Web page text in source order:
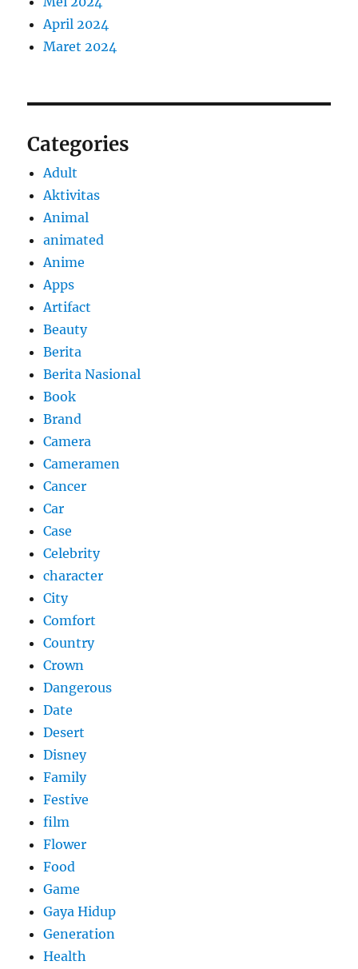
April 2024
Maret 2024
Categories
Adult
Aktivitas
Animal
animated
Anime
Apps
Artifact
Beauty
Berita
Berita Nasional
Book
Brand
Camera
Cameramen
Cancer
Car
Case
Celebrity
character
City
Comfort
Country
Crown
Dangerous
Date
Desert
Disney
Family
Festive
film
Flower
Food
Game
Gaya Hidup
Generation
Health